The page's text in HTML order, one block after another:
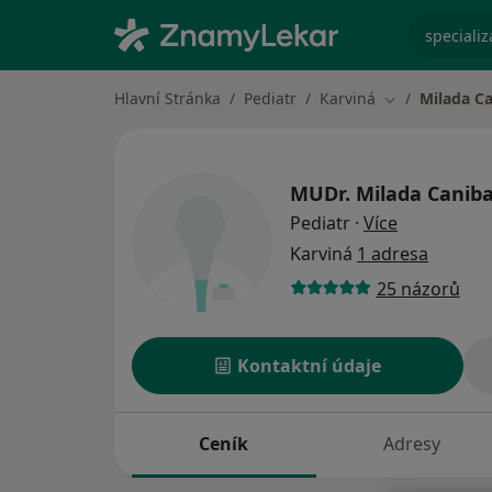
Hlavní Stránka Pediatr Karviná Změna města
Milada
MUDr. Milada
Pediatr · Více
Karviná 1 adresa
25 názorů
Kontaktní údaje
Ceník Adresy